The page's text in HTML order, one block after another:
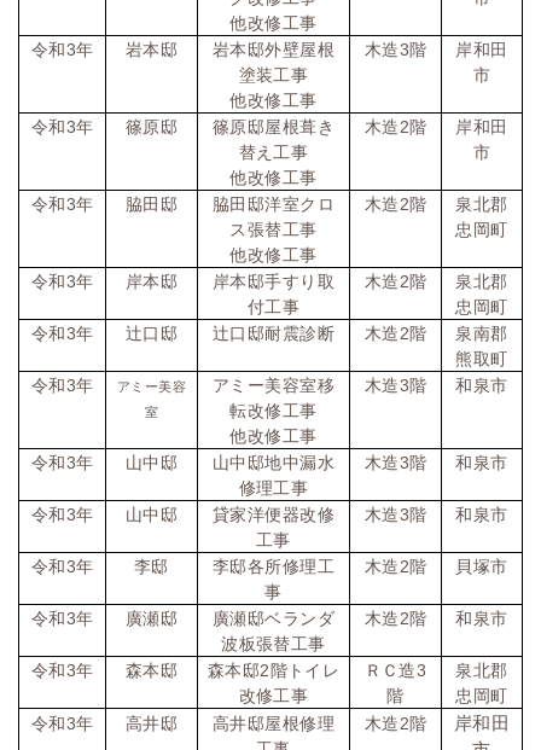
他改修工事
令和3年 岩本邸
岩本邸外壁屋根
塗装工事
他改修工事
木造3階
岸和田
市
令和3年 篠原邸
篠原邸屋根葺き
替え工事
他改修工事
木造2階
岸和田
市
令和3年 脇田邸
脇田邸洋室クロ
ス張替工事
他改修工事
木造2階
泉北郡
忠岡町
令和3年 岸本邸
岸本邸手すり取
付工事
木造2階
泉北郡
忠岡町
令和3年 辻口邸 辻口邸耐震診断 木造2階
泉南郡
熊取町
令和3年
アミー美容
室
アミー美容室移
転改修工事
他改修工事
木造3階 和泉市
令和3年 山中邸
山中邸地中漏水
修理工事
木造3階 和泉市
令和3年 山中邸
貸家洋便器改修
工事
木造3階 和泉市
令和3年 李邸
李邸各所修理工
事
木造2階 貝塚市
令和3年 廣瀬邸
廣瀬邸ベランダ
波板張替工事
木造2階 和泉市
令和3年 森本邸 森本邸2階トイレ
改修工事
ＲＣ造3
階
泉北郡
忠岡町
令和3年 高井邸
高井邸屋根修理
木造2階
岸和田